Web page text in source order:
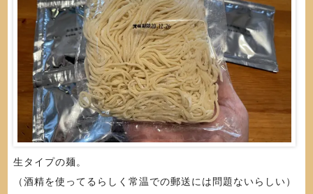
生タイプの麺。
（酒精を使ってるらしく常温での郵送には問題ないらしい）